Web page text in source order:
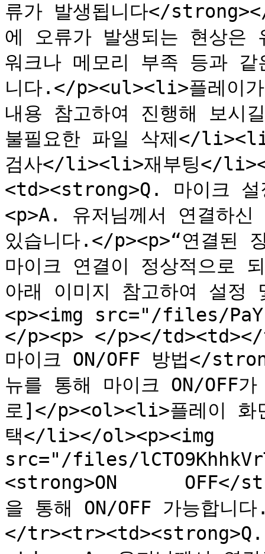
류가 발생됩니다</
에 오류가 발생되는 현상은
워크나 메모리 부족 등과
니다.</p><ul><li>플레이
내용 참고하여 진행해 보
불필요한 파일 삭제</
검사</li><li>재부팅</
<td><strong>Q. 마이크
<p>A. 유저님께서 연결하
있습니다.</p><p>“연결된
마이크 연결이 정상적으로
아래 이미지 참고하여 설정
<p><img src="/files/
</p><p> </p></
마이크 ON/OFF 방법</
뉴를 통해 마이크 ON/OFF
로]</p><ol><li>플레이 화
택</li></ol><p><img
src="/files/
<strong>ON      OFF</
을 통해 ON/OFF 가능합
</